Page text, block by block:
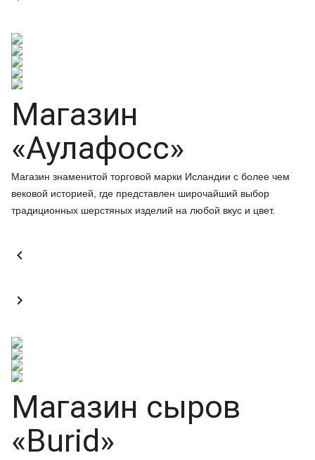
Магазин
«Аулафосс»
Магазин знаменитой торговой марки Исландии с более чем
вековой историей, где представлен широчайший выбор
традиционных шерстяных изделий на любой вкус и цвет.


Магазин сыров
«Burid»